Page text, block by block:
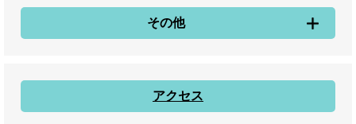
その他
アクセス